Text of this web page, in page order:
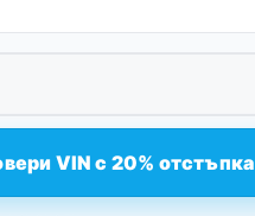
VIN с 20% отстъпка